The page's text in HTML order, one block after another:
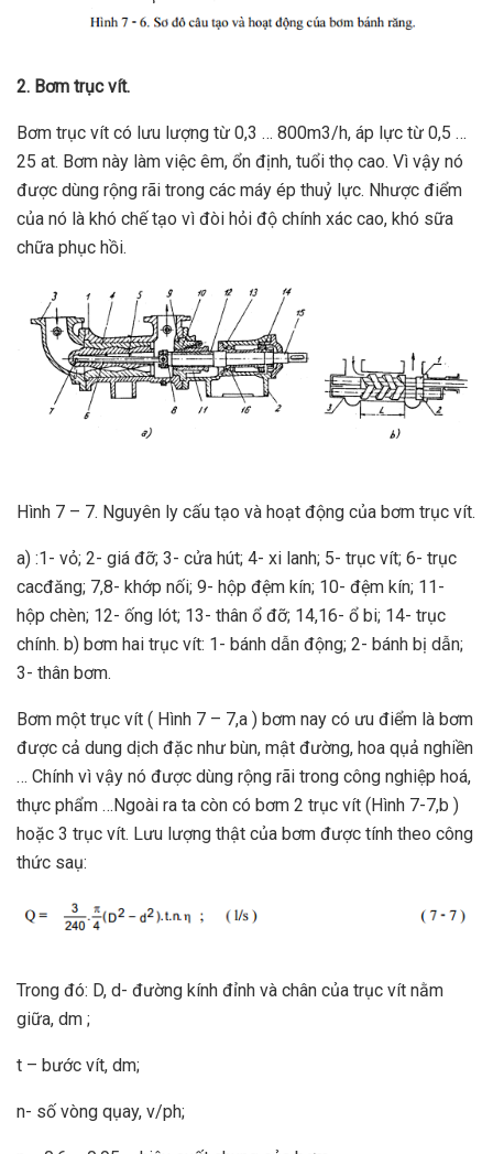
2. Bơm trục vít.
Bơm trục vít có lưu lượng từ 0,3 … 800m3/h, áp lực từ 0,5 …
25 at. Bơm này làm việc êm, ổn định, tuổi thọ cao. Vì vậy nó
được dùng rộng rãi trong các máy ép thuỷ lực. Nhược điểm
của nó là khó chế tạo vì đòi hỏi độ chính xác cao, khó sữa
chữa phục hồi.
Hình 7 – 7. Nguyên ly cấu tạo và hoạt động của bơm trục vít.
a) :1- vỏ; 2- giá đỡ; 3- cửa hút; 4- xi lanh; 5- trục vít; 6- trục
cacđăng; 7,8- khớp nối; 9- hộp đệm kín; 10- đệm kín; 11-
hộp chèn; 12- ống lót; 13- thân ổ đỡ; 14,16- ổ bi; 14- trục
chính. b) bơm hai trục vít: 1- bánh dẫn động; 2- bánh bị dẫn;
3- thân bơm.
Bơm một trục vít ( Hình 7 – 7,a ) bơm nay có ưu điểm là bơm
được cả dung dịch đặc như bùn, mật đường, hoa qụả nghiền
… Chính vì vậy nó được dùng rộng rãi trong công nghiệp hoá,
thực phẩm …Ngoài ra ta còn có bơm 2 trục vít (Hình 7-7,b )
hoặc 3 trục vít. Lưu lượng thật của bơm được tính theo công
thức saụ:
Trong đó: D, d- đường kính đỉnh và chân của trục vít nằm
giữa, dm ;
t – bước vít, dm;
n- số vòng qụay, v/ph;